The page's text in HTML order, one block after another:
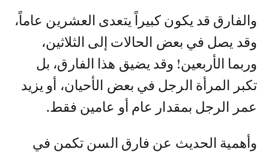
والفارق قد يكون كبيراً يتعدى العشرين عاماً،
وقد يصل في بعض الحالات إلى الثلاثين،
وربما الأربعين! وقد يضيق هذا الفارق، بل
تكبر المرأة الرجل في بعض الأحيان، أو يزيد
عمر الرجل بمقدار عام أو عامين فقط.
وأهمية الحديث عن فارق السن تكمن في